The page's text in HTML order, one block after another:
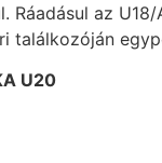
Ráadásul az
találkozóján
U20